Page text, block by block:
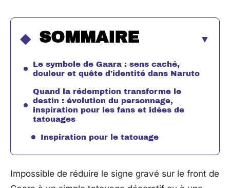
SOMMAIRE
Le symbole de Gaara : sens caché,
douleur et quête d’identité dans Naruto
Quand la rédemption transforme le
destin : évolution du personnage,
inspiration pour les fans et idées de
tatouages
Inspiration pour le tatouage
Impossible de réduire le signe gravé sur le front de